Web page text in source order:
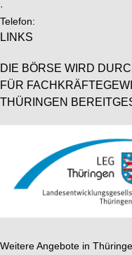
·
Telefon:
LINKS
DIE BÖRSE WIRD
FÜR
THÜRINGEN
Weitere Angebote in